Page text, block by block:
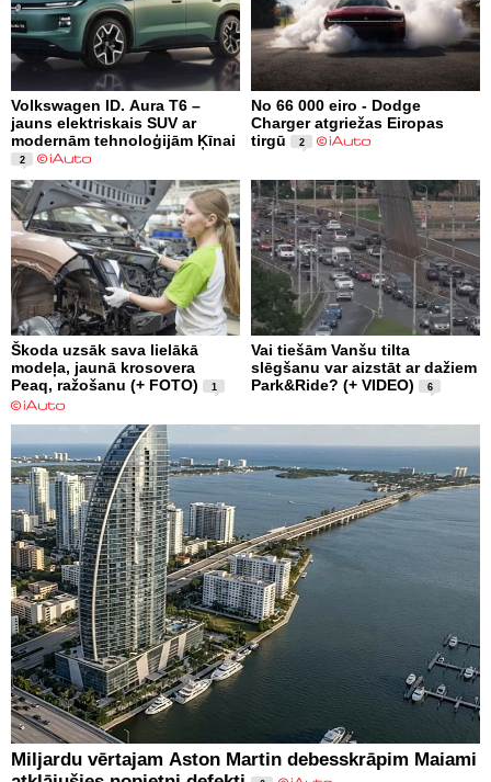
Volkswagen ID. Aura T6 –
jauns elektriskais SUV ar
modernām tehnoloģijām Ķīnai
2
No 66 000 eiro - Dodge
Charger atgriežas Eiropas
tirgū
2
Škoda uzsāk sava lielākā
modeļa, jaunā krosovera
Peaq, ražošanu (+ FOTO)
1
Vai tiešām Vanšu tilta
slēgšanu var aizstāt ar dažiem
Park&Ride? (+ VIDEO)
6
Miljardu vērtajam Aston Martin debesskrāpim Maiami